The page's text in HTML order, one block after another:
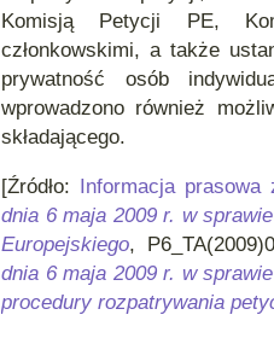
Komisją Petycji PE,
członkowskimi, a także
prywatność osób
wprowadzono również
składającego.
[Źródło: Informacja prasowa
dnia 6 maja 2009 r. w
Europejskiego,
dnia 6 maja 2009 r. w
procedury rozpatrywania